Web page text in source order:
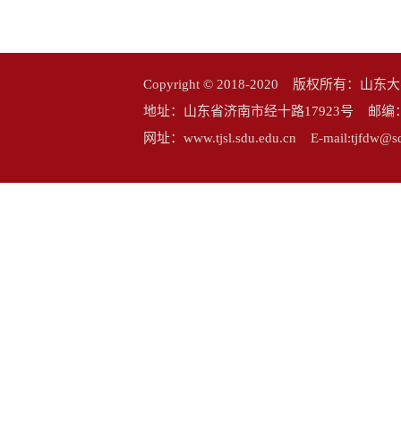
Copyright © 2018-2020 版权所有：山东
地址：山东省济南市经十路17923号 邮
网址：www.tjsl.sdu.edu.cn E-